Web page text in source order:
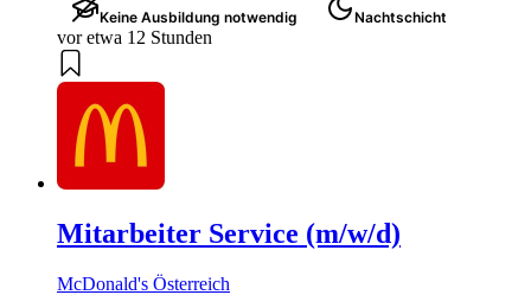
Keine Ausbildung notwendig Nachtschicht
vor etwa 12 Stunden
Mitarbeiter Service (m/w/d)
McDonald's Österreich